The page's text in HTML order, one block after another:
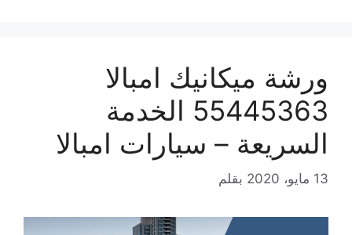
ورشة ميكانيك امبالا
55445363 الخدمة
السريعة – سيارات امبالا
13 مايو، 2020 بقلم